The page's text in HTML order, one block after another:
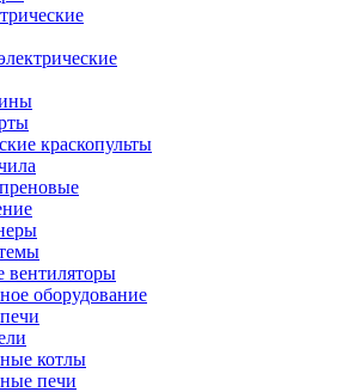
краскопульты
вентиляторы
оборудование
котлы
печи